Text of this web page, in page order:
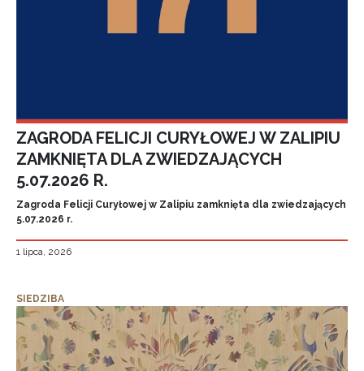
ZAGRODA FELICJI CURYŁOWEJ W ZALIPIU
ZAMKNIĘTA DLA ZWIEDZAJĄCYCH
5.07.2026 R.
Zagroda Felicji Curyłowej w Zalipiu zamknięta dla zwiedzających
5.07.2026 r.
1 lipca, 2026
SIEDZIBA